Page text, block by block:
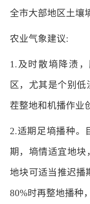
全市大部地区土壤
农业气象建议:
1.及时散墒降渍
区，尤其是个别
茬整地和机播作业
2.适期足墒播种。
期，墒情适宜地块
地块可适当推迟播
80%时再整地播种